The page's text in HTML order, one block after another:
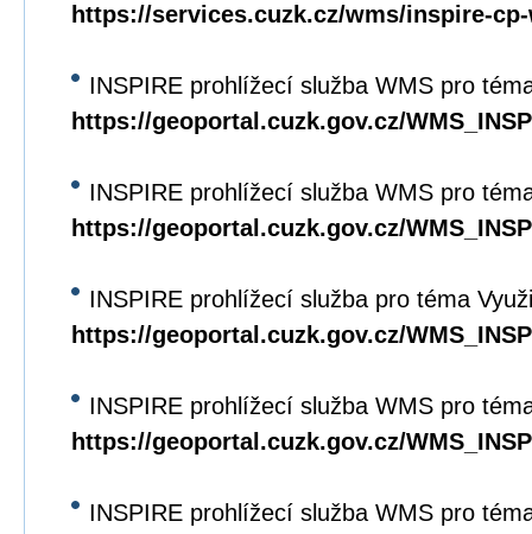
https://services.cuzk.cz/wms/inspire-
INSPIRE prohlížecí služba WMS pro
https://geoportal.cuzk.gov.cz/
INSPIRE prohlížecí služba WMS pro
https://geoportal.cuzk.gov.cz/
INSPIRE prohlížecí služba pro téma
https://geoportal.cuzk.gov.cz/
INSPIRE prohlížecí služba WMS pro
https://geoportal.cuzk.gov.cz/
INSPIRE prohlížecí služba WMS pro